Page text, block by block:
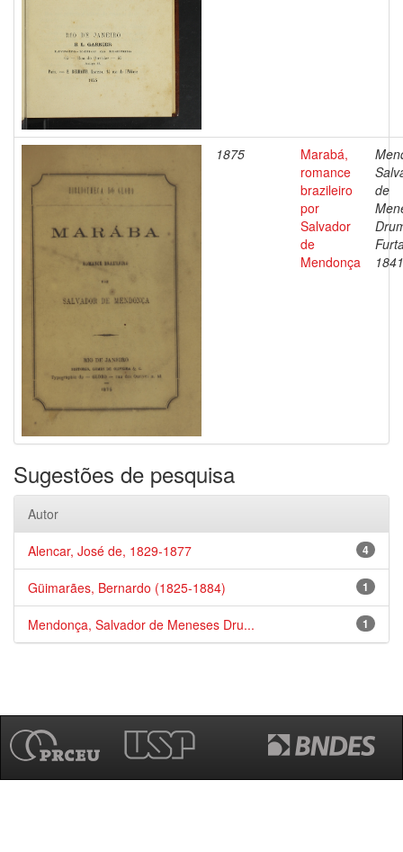
1875
Marabá,
romance
brazileiro
por
Salvador
de
Mendonça
de
Sugestões de pesquisa
Autor
4
Alencar, José de, 1829-1877
1
Güimarães, Bernardo (1825-1884)
1
Mendonça, Salvador de Meneses Dru...